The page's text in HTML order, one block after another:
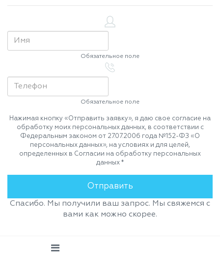
Обязательное поле
Обязательное поле
Нажимая кнопку «Отправить заявку», я даю свое согласие на
обработку моих персональных данных, в соответствии с
Федеральным законом от 27.07.2006 года №152-ФЗ «О
персональных данных», на условиях и для целей,
определенных в Согласии на обработку персональных
данных *
Спасибо. Мы получили ваш запрос. Мы свяжемся с
вами как можно скорее.